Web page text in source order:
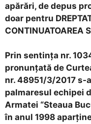
apărări, de depus
doar pentru
CONTINUATOAREA
Prin sentinţa nr.
pronunţată de
nr. 48951/3/2017
palmaresul echipei
Armatei “Steaua
în anul 1998